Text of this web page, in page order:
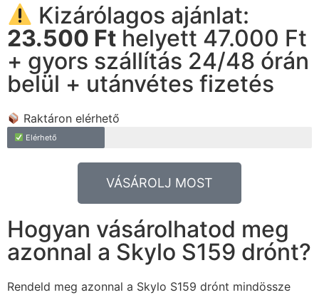
Kizárólagos ajánlat:
23.500 Ft helyett 47.000 Ft
+ gyors szállítás 24/48 órán
belül + utánvétes fizetés
Raktáron elérhető
Elérhető
VÁSÁROLJ MOST
Hogyan vásárolhatod meg
azonnal a Skylo S159 drónt?
Rendeld meg azonnal a Skylo S159 drónt mindössze